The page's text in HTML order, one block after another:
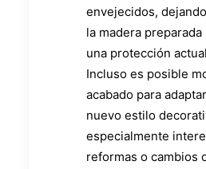
envejecidos,
la madera
una protección
Incluso es posible
acabado para
nuevo estilo
especialmente
reformas o cambios